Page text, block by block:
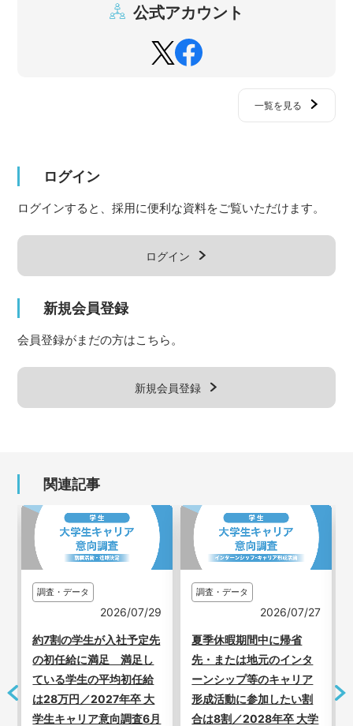
公式アカウント
一覧を見る
ログイン
ログインすると、採用に便利な資料をご覧いただけます。
ログイン
新規会員登録
会員登録がまだの方はこちら。
新規会員登録
関連記事
調査・データ
2026/07/27
夏季休暇期間中に帰省
先・または地元のインタ
ーンシップ等のキャリア
形成活動に参加したい割
合は8割／2028年卒 大学
調査・データ
2026/08/05
平均内々定数は前年同様2
社を下回り1.7社 継続中
の学生の中には明確な第
一志望がない層も／2027
年卒 内定者意識調査